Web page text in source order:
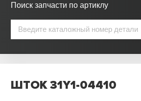
Поиск запчасти по артиклу
ШТОК 31Y1-04410